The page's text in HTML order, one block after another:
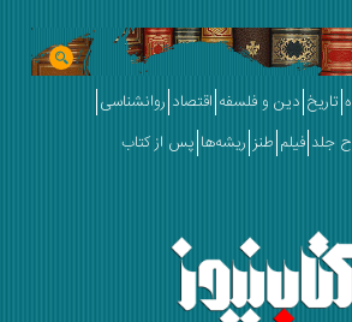
دین و فلسفه اقتصاد روانشناسی
فیلم طنز ریشه‌ها پس از کتاب